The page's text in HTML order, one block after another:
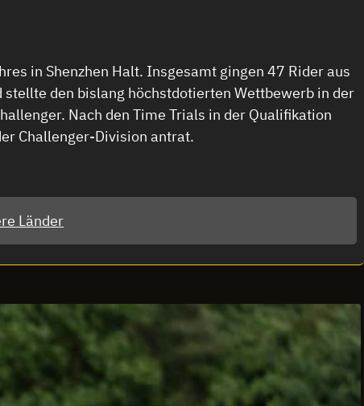
in Shenzhen Halt. Insgesamt gingen 47 Rider aus
den bislang höchstdotierten Wettbewerb in der
Nach den Time Trials in der Qualifikation
Challenger-Division antrat.
Länder